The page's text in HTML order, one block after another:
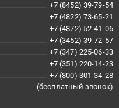
+7 (8452) 39-79-54
+7 (4822) 73-65-21
+7 (4872) 52-41-06
+7 (3452) 39-72-57
+7 (347) 225-06-33
+7 (351) 220-14-23
+7 (800) 301-34-28
(бесплатный звонок)